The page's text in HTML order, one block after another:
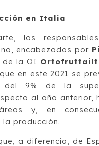
en Italia
los
encabezados por
de la OI
en este 2021 se
del 9% de la
al año anterior,
y, en
la producción.
a diferencia, de